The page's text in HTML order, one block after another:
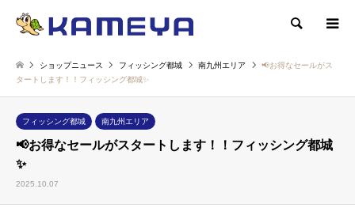
検索
ショップニュース フィッシング都城 南九州エリア
📢お得なセールがス
タートします！！フィッシング都城✨
フィッシング都城 南九州エリア
📢お得なセールがスタートします！！フィッシング都城
✨
2025.10.07